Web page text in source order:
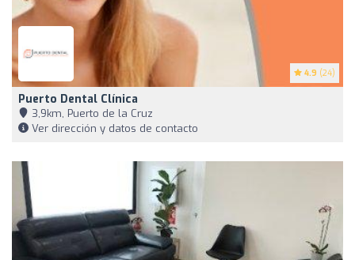
4.9 (24)
Puerto Dental Clínica
3,9km, Puerto de la Cruz
Ver dirección y datos de contacto